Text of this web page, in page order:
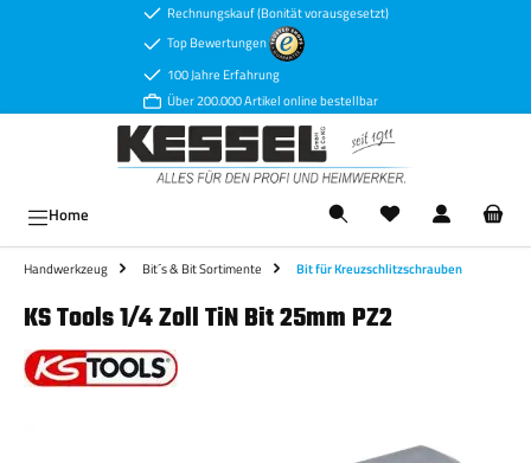
Zum Hauptinhalt springenRechnungskauf (Bonität vorausgesetzt)
Top Bewertungen
100 Jahre Erfahrung
Über 200.000 Artikel online bestellbar
Home
Handwerkzeug Bit´s & Bit Sortimente Bit für Kreuzschlitzschrauben
KS Tools 1/4 Zoll TiN Bit 25mm PZ2